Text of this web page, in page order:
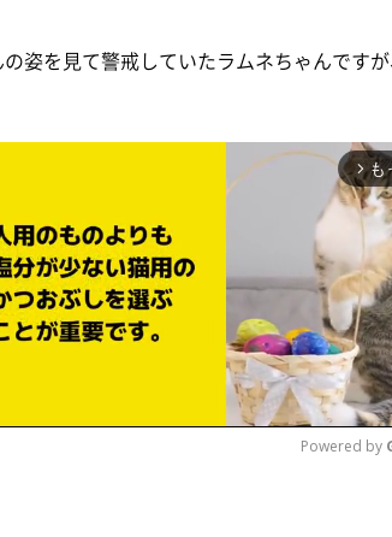
姿を見て警戒していたラムネちゃんです
arrow_forward_ios も
Powered by